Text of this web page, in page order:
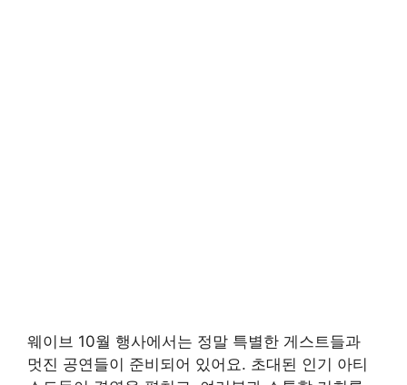
웨이브 10월 행사에서는 정말 특별한 게스트들과
멋진 공연들이 준비되어 있어요. 초대된 인기 아티